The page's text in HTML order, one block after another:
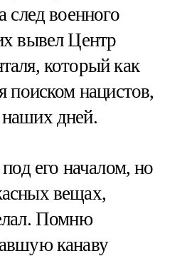
след военного
вывел Центр
который как
поиском нацистов,
дней.
его началом, но
вещах,
Помню
канаву